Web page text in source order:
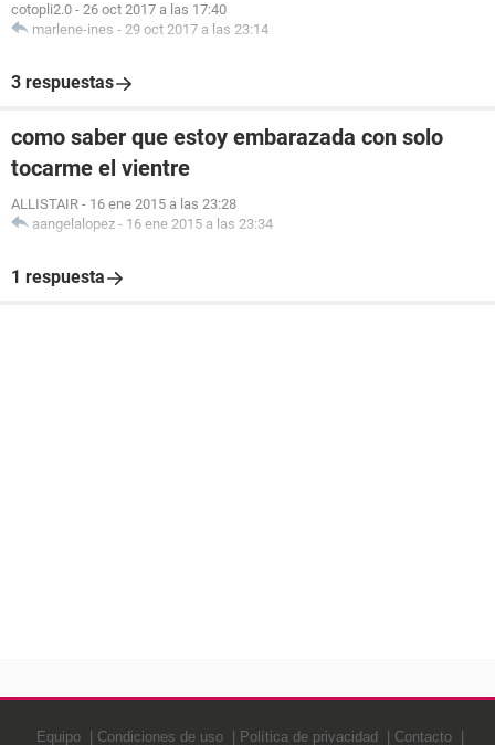
cotopli2.0 - 26 oct 2017 a las 17:40
marlene-ines - 29 oct 2017 a las 23:14
3 respuestas
como saber que estoy embarazada con solo
tocarme el vientre
ALLISTAIR - 16 ene 2015 a las 23:28
aangelalopez - 16 ene 2015 a las 23:34
1 respuesta
Equipo Condiciones de uso Política de privacidad Contacto